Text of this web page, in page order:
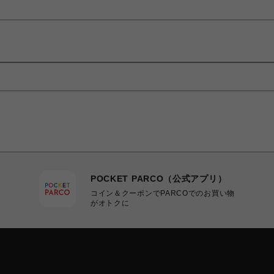
POCKET PARCO（公式アプリ）
コイン＆クーポンでPARCOでのお買い物
がオトクに